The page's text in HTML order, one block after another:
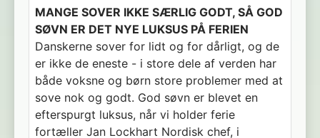
MANGE SOVER IKKE SÆRLIG GODT, SÅ GOD
SØVN ER DET NYE LUKSUS PÅ FERIEN
Danskerne sover for lidt og for dårligt, og de
er ikke de eneste - i store dele af verden har
både voksne og børn store problemer med at
sove nok og godt. God søvn er blevet en
efterspurgt luksus, når vi holder ferie
fortæller Jan Lockhart Nordisk chef, i